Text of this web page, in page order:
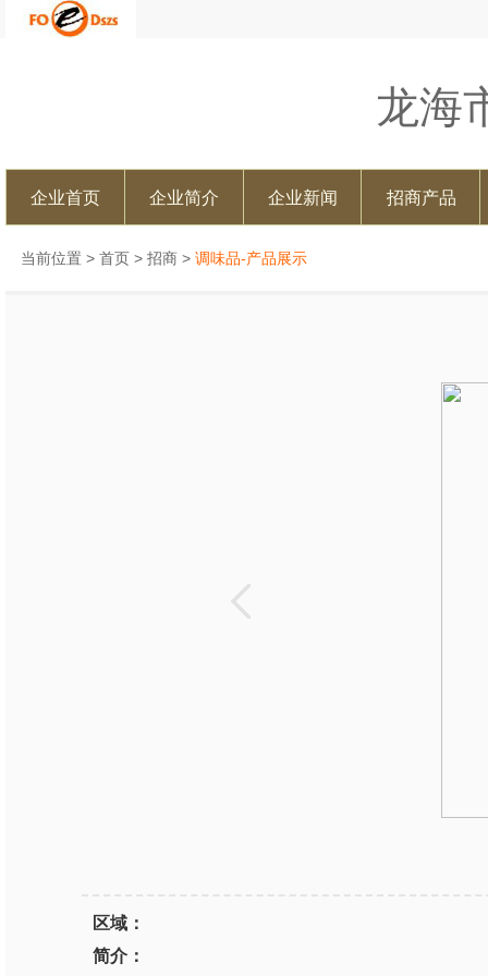
龙海
企业首页 企业简介 企业新闻 招商产品
当前位置 > 首页 > 招商 > 调味品-产品展示
区域：
简介：